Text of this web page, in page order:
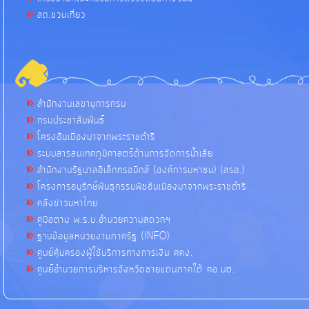
สถ.ชวนเที่ยว
สำนักงานเลขานุการกรม
กรมประชาสัมพันธ์
โครงอันเนื่องมาจากพระราชดำริ
ระบบสารสนเทศภูมิศาสตร์ด้านการจัดการน้ำเสีย
สำนักงานรัฐบาลอิเล็กทรอนิกส์ (องค์การมหาชน) (สรอ.)
โครงการอนุรักษ์พันธุกรรมพืชอันเนื่องมาจากพระราชดำริ
คลังข่าวมหาไทย
คู่มือตาม พ.ร.บ.อำนวยความสดวกฯ
ฐานข้อมูลหน่วยงานภาครัฐ (INFO)
ศูนย์คุ้มครองผู้ใช้บริการทางการเงิน ศคง.
ศูนย์อำนวยการบริหารจังหวัดชายแดนภาคใต้ ศอ.บต.